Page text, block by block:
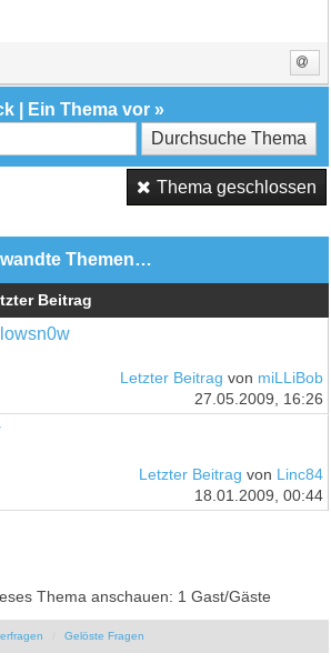
Ein Thema vor »
Thema geschlossen
Themen…
Beitrag
Letzter Beitrag von miLLiBob
27.05.2009, 16:26
Letzter Beitrag von Linc84
18.01.2009, 00:44
Thema anschauen: 1 Gast/Gäste
Gelöste Fragen